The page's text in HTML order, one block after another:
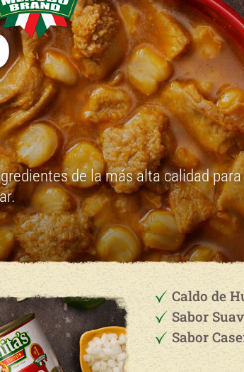
de la más alta calidad
Caldo de
Sabor
Sabor